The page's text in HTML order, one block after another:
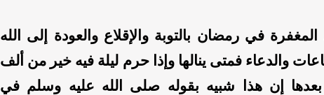
في رمضان بالتوبة والإقلاع والعودة إلى الله
والدعاء فمتى ينالها وإذا حرم ليلة فيه خير من ألف
إن هذا شبيه بقوله صلى الله عليه وسلم في